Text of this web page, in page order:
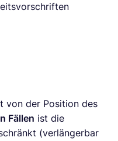
von der Position des
Fällen ist die
(verlängerbar